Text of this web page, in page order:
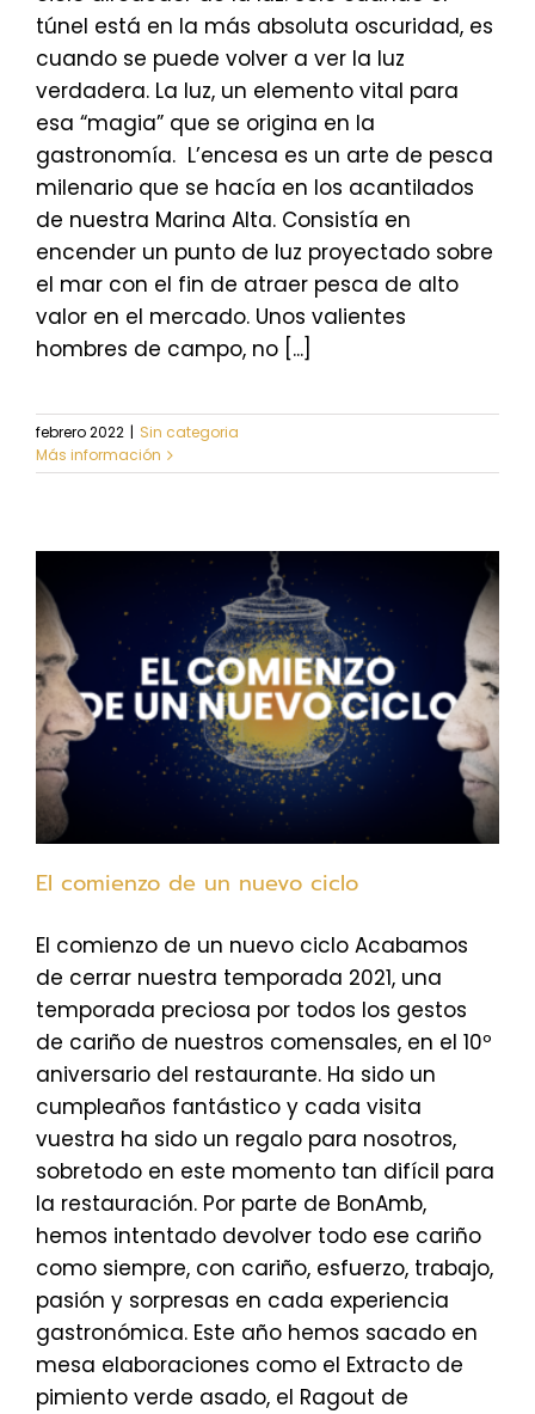
túnel está en la más absoluta oscuridad, es
cuando se puede volver a ver la luz
verdadera. La luz, un elemento vital para
esa “magia” que se origina en la
gastronomía. L’encesa es un arte de pesca
milenario que se hacía en los acantilados
de nuestra Marina Alta. Consistía en
encender un punto de luz proyectado sobre
el mar con el fin de atraer pesca de alto
valor en el mercado. Unos valientes
hombres de campo, no [...]
febrero 2022
Sin categoria
Más información
El comienzo de un nuevo ciclo
El comienzo de un nuevo ciclo Acabamos
de cerrar nuestra temporada 2021, una
temporada preciosa por todos los gestos
de cariño de nuestros comensales, en el 10º
aniversario del restaurante. Ha sido un
cumpleaños fantástico y cada visita
vuestra ha sido un regalo para nosotros,
sobretodo en este momento tan difícil para
la restauración. Por parte de BonAmb,
hemos intentado devolver todo ese cariño
como siempre, con cariño, esfuerzo, trabajo,
pasión y sorpresas en cada experiencia
gastronómica. Este año hemos sacado en
mesa elaboraciones como el Extracto de
pimiento verde asado, el Ragout de